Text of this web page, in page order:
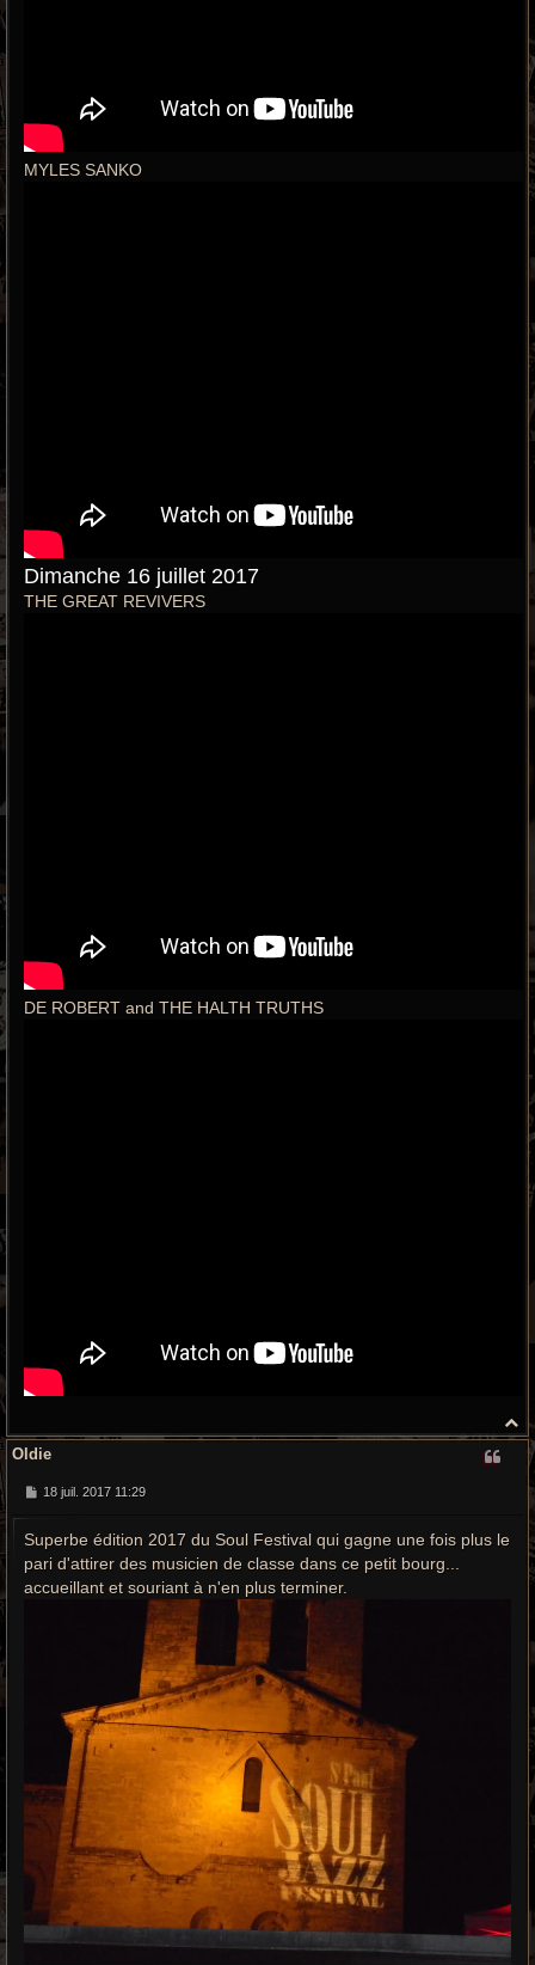
MYLES SANKO
Dimanche 16 juillet 2017
THE GREAT REVIVERS
DE ROBERT and THE HALTH TRUTHS
H
a
Oldie
M
s
g
e
18 juil. 2017 11:29
Superbe édition 2017 du Soul Festival qui gagne une fois plus le
pari d'attirer des musicien de classe dans ce petit bourg...
accueillant et souriant à n'en plus terminer.